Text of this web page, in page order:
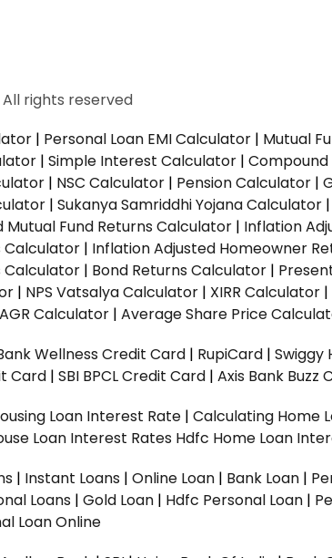
rights reserved
| Personal Loan EMI Calculator | Mutual
| Simple Interest Calculator |
| NSC Calculator | Pension Calculator |
| Sukanya Samriddhi Yojana Calculator |
Mutual Fund Returns Calculator | Inflation
Calculator | Inflation Adjusted Homeowner
Calculator | Bond Returns Calculator |
| NPS Vatsalya Calculator | XIRR Calculator |
Calculator | Average Share Price
Wellness Credit Card | RupiCard | Swiggy
Card | SBI BPCL Credit Card | Axis Bank Buzz
Loan Interest Rate | Calculating Home
Loan Interest Rates Hdfc Home Loan
| Instant Loans | Online Loan | Bank Loan |
Loans | Gold Loan | Hdfc Personal Loan |
Loan Online